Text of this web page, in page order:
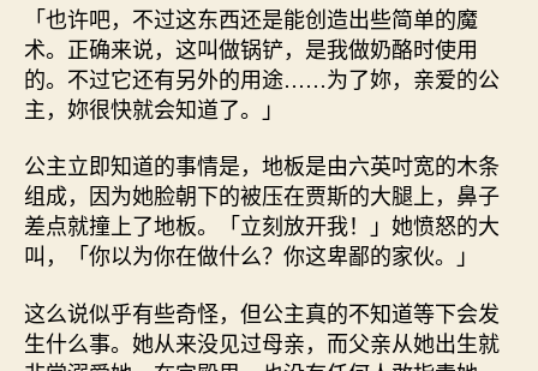
「也许吧，不过这东西还是能创造出些简单的魔
术。正确来说，这叫做锅铲，是我做奶酪时使用
的。不过它还有另外的用途……为了妳，亲爱的公
主，妳很快就会知道了。」
公主立即知道的事情是，地板是由六英吋宽的木条
组成，因为她脸朝下的被压在贾斯的大腿上，鼻子
差点就撞上了地板。「立刻放开我！」她愤怒的大
叫，「你以为你在做什么？你这卑鄙的家伙。」
这么说似乎有些奇怪，但公主真的不知道等下会发
生什么事。她从来没见过母亲，而父亲从她出生就